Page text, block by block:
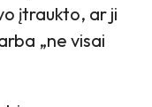
įtraukto, ar ji
„ne visai